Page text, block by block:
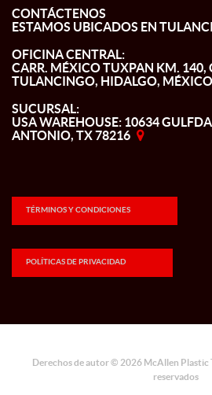
CONTÁCTENOS
ESTAMOS UBICADOS EN
OFICINA CENTRAL:
CARR. MÉXICO TUXPAN KM. 140,
TULANCINGO, HIDALGO, MÉXICO
SUCURSAL:
USA WAREHOUSE: 10634
ANTONIO, TX 78216
TÉRMINOS Y CONDICIONES
POLÍTICAS DE PRIVACIDAD
Derechos de autor © 2026 McAllen Plastic
reservados